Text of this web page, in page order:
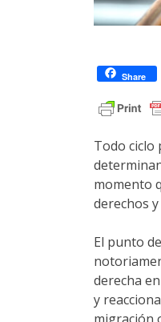
Share
Todo ciclo
momento
derechos
El punto
derecha
y
migración